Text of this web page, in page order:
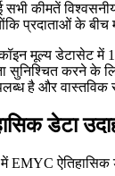
सभी कीमतें
प्रदाताओं के
मूल्य डेटासेट में
करने के
है और वास्तविक
डेटा
EMYC